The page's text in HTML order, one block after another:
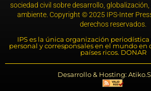
sociedad civil sobre desarrollo,
ambiente. Copyright © 2025 IPS-Inter
derechos reservados.
IPS es la única organización
personal y corresponsales en el mundo en
países ricos. DONAR
Desarrollo & Hosting: